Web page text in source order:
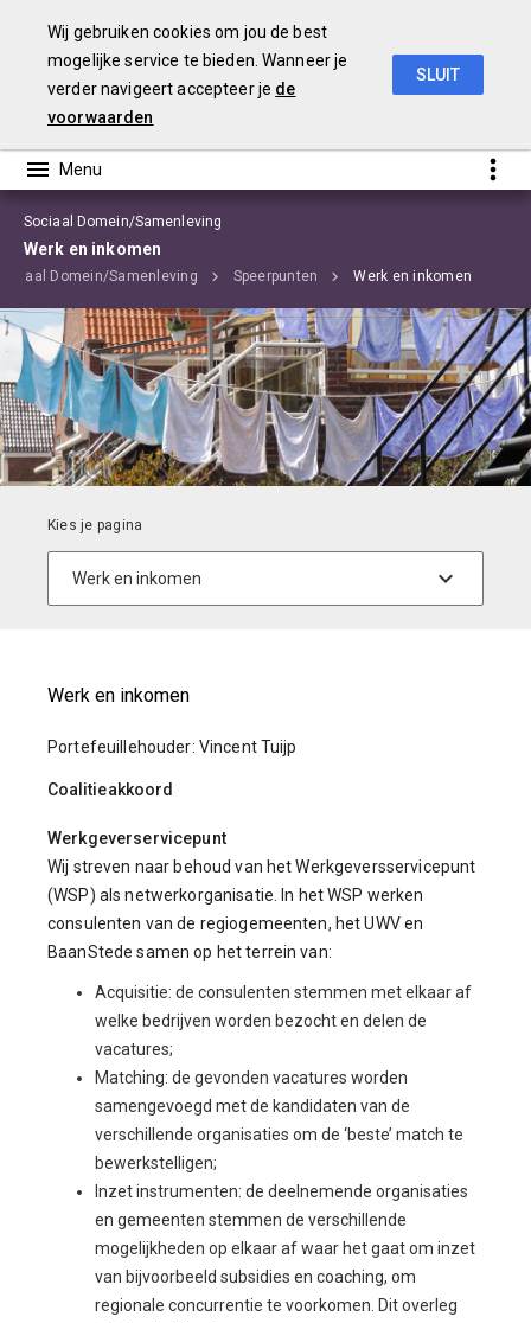
Sociaal Domein/Samenleving
Werk en inkomen
Domein/Samenleving Speerpunten Werk en inkomen
Werk en inkomen
Portefeuillehouder: Vincent Tuijp
Coalitieakkoord
Werkgeverservicepunt
Wij streven naar behoud van het Werkgeversservicepunt
(WSP) als netwerkorganisatie. In het WSP werken
consulenten van de regiogemeenten, het UWV en
BaanStede samen op het terrein van:
Acquisitie: de consulenten stemmen met elkaar af
welke bedrijven worden bezocht en delen de
vacatures;
Matching: de gevonden vacatures worden
samengevoegd met de kandidaten van de
verschillende organisaties om de ‘beste’ match te
bewerkstelligen;
Inzet instrumenten: de deelnemende organisaties
en gemeenten stemmen de verschillende
mogelijkheden op elkaar af waar het gaat om inzet
van bijvoorbeeld subsidies en coaching, om
regionale concurrentie te voorkomen. Dit overleg
Wij gebruiken cookies om jou de best
mogelijke service te bieden. Wanneer je
verder navigeert accepteer je de
voorwaarden
SLUIT